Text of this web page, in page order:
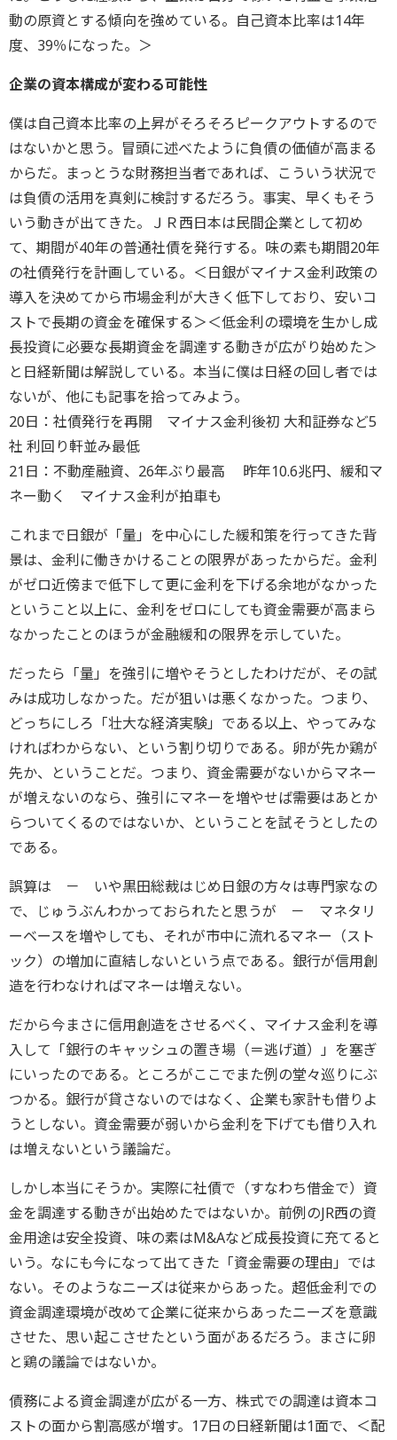
動の原資とする傾向を強めている。自己資本比率は14年
度、39％になった。＞
企業の資本構成が変わる可能性
僕は自己資本比率の上昇がそろそろピークアウトするので
はないかと思う。冒頭に述べたように負債の価値が高まる
からだ。まっとうな財務担当者であれば、こういう状況で
は負債の活用を真剣に検討するだろう。事実、早くもそう
いう動きが出てきた。ＪＲ西日本は民間企業として初め
て、期間が40年の普通社債を発行する。味の素も期間20年
の社債発行を計画している。＜日銀がマイナス金利政策の
導入を決めてから市場金利が大きく低下しており、安いコ
ストで長期の資金を確保する＞＜低金利の環境を生かし成
長投資に必要な長期資金を調達する動きが広がり始めた＞
と日経新聞は解説している。本当に僕は日経の回し者では
ないが、他にも記事を拾ってみよう。
20日：社債発行を再開 マイナス金利後初 大和証券など5
社 利回り軒並み最低
21日：不動産融資、26年ぶり最高 昨年10.6兆円、緩和マ
ネー動く マイナス金利が拍車も
これまで日銀が「量」を中心にした緩和策を行ってきた背
景は、金利に働きかけることの限界があったからだ。金利
がゼロ近傍まで低下して更に金利を下げる余地がなかった
ということ以上に、金利をゼロにしても資金需要が高まら
なかったことのほうが金融緩和の限界を示していた。
だったら「量」を強引に増やそうとしたわけだが、その試
みは成功しなかった。だが狙いは悪くなかった。つまり、
どっちにしろ「壮大な経済実験」である以上、やってみな
ければわからない、という割り切りである。卵が先か鶏が
先か、ということだ。つまり、資金需要がないからマネー
が増えないのなら、強引にマネーを増やせば需要はあとか
らついてくるのではないか、ということを試そうとしたの
である。
誤算は － いや黒田総裁はじめ日銀の方々は専門家なの
で、じゅうぶんわかっておられたと思うが － マネタリ
ーベースを増やしても、それが市中に流れるマネー（スト
ック）の増加に直結しないという点である。銀行が信用創
造を行わなければマネーは増えない。
だから今まさに信用創造をさせるべく、マイナス金利を導
入して「銀行のキャッシュの置き場（＝逃げ道）」を塞ぎ
にいったのである。ところがここでまた例の堂々巡りにぶ
つかる。銀行が貸さないのではなく、企業も家計も借りよ
うとしない。資金需要が弱いから金利を下げても借り入れ
は増えないという議論だ。
しかし本当にそうか。実際に社債で（すなわち借金で）資
金を調達する動きが出始めたではないか。前例のJR西の資
金用途は安全投資、味の素はM&Aなど成長投資に充てると
いう。なにも今になって出てきた「資金需要の理由」では
ない。そのようなニーズは従来からあった。超低金利での
資金調達環境が改めて企業に従来からあったニーズを意識
させた、思い起こさせたという面があるだろう。まさに卵
と鶏の議論ではないか。
債務による資金調達が広がる一方、株式での調達は資本コ
ストの面から割高感が増す。17日の日経新聞は1面で、＜配